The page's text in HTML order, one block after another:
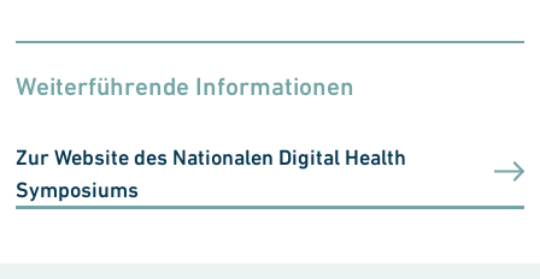
Weiterführende Informationen
Zur Website des Nationalen Digital Health
Symposiums